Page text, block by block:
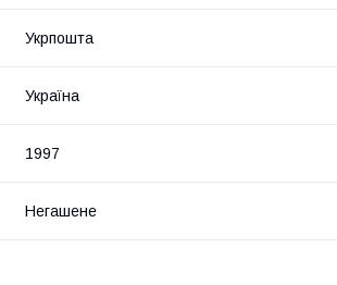
Укрпошта
Україна
1997
Негашене